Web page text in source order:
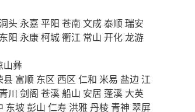
头 永嘉 平阳 苍南 文成泰顺瑞安
东阳 永康柯城衢江 常山 开化龙游
山彝
县 富顺 东区 西区 仁和 米易 盐边 江
青川 剑阁 苍溪船山 安居 蓬溪 大英
东坡彭山 仁寿 洪雅丹棱 青神 翠屏